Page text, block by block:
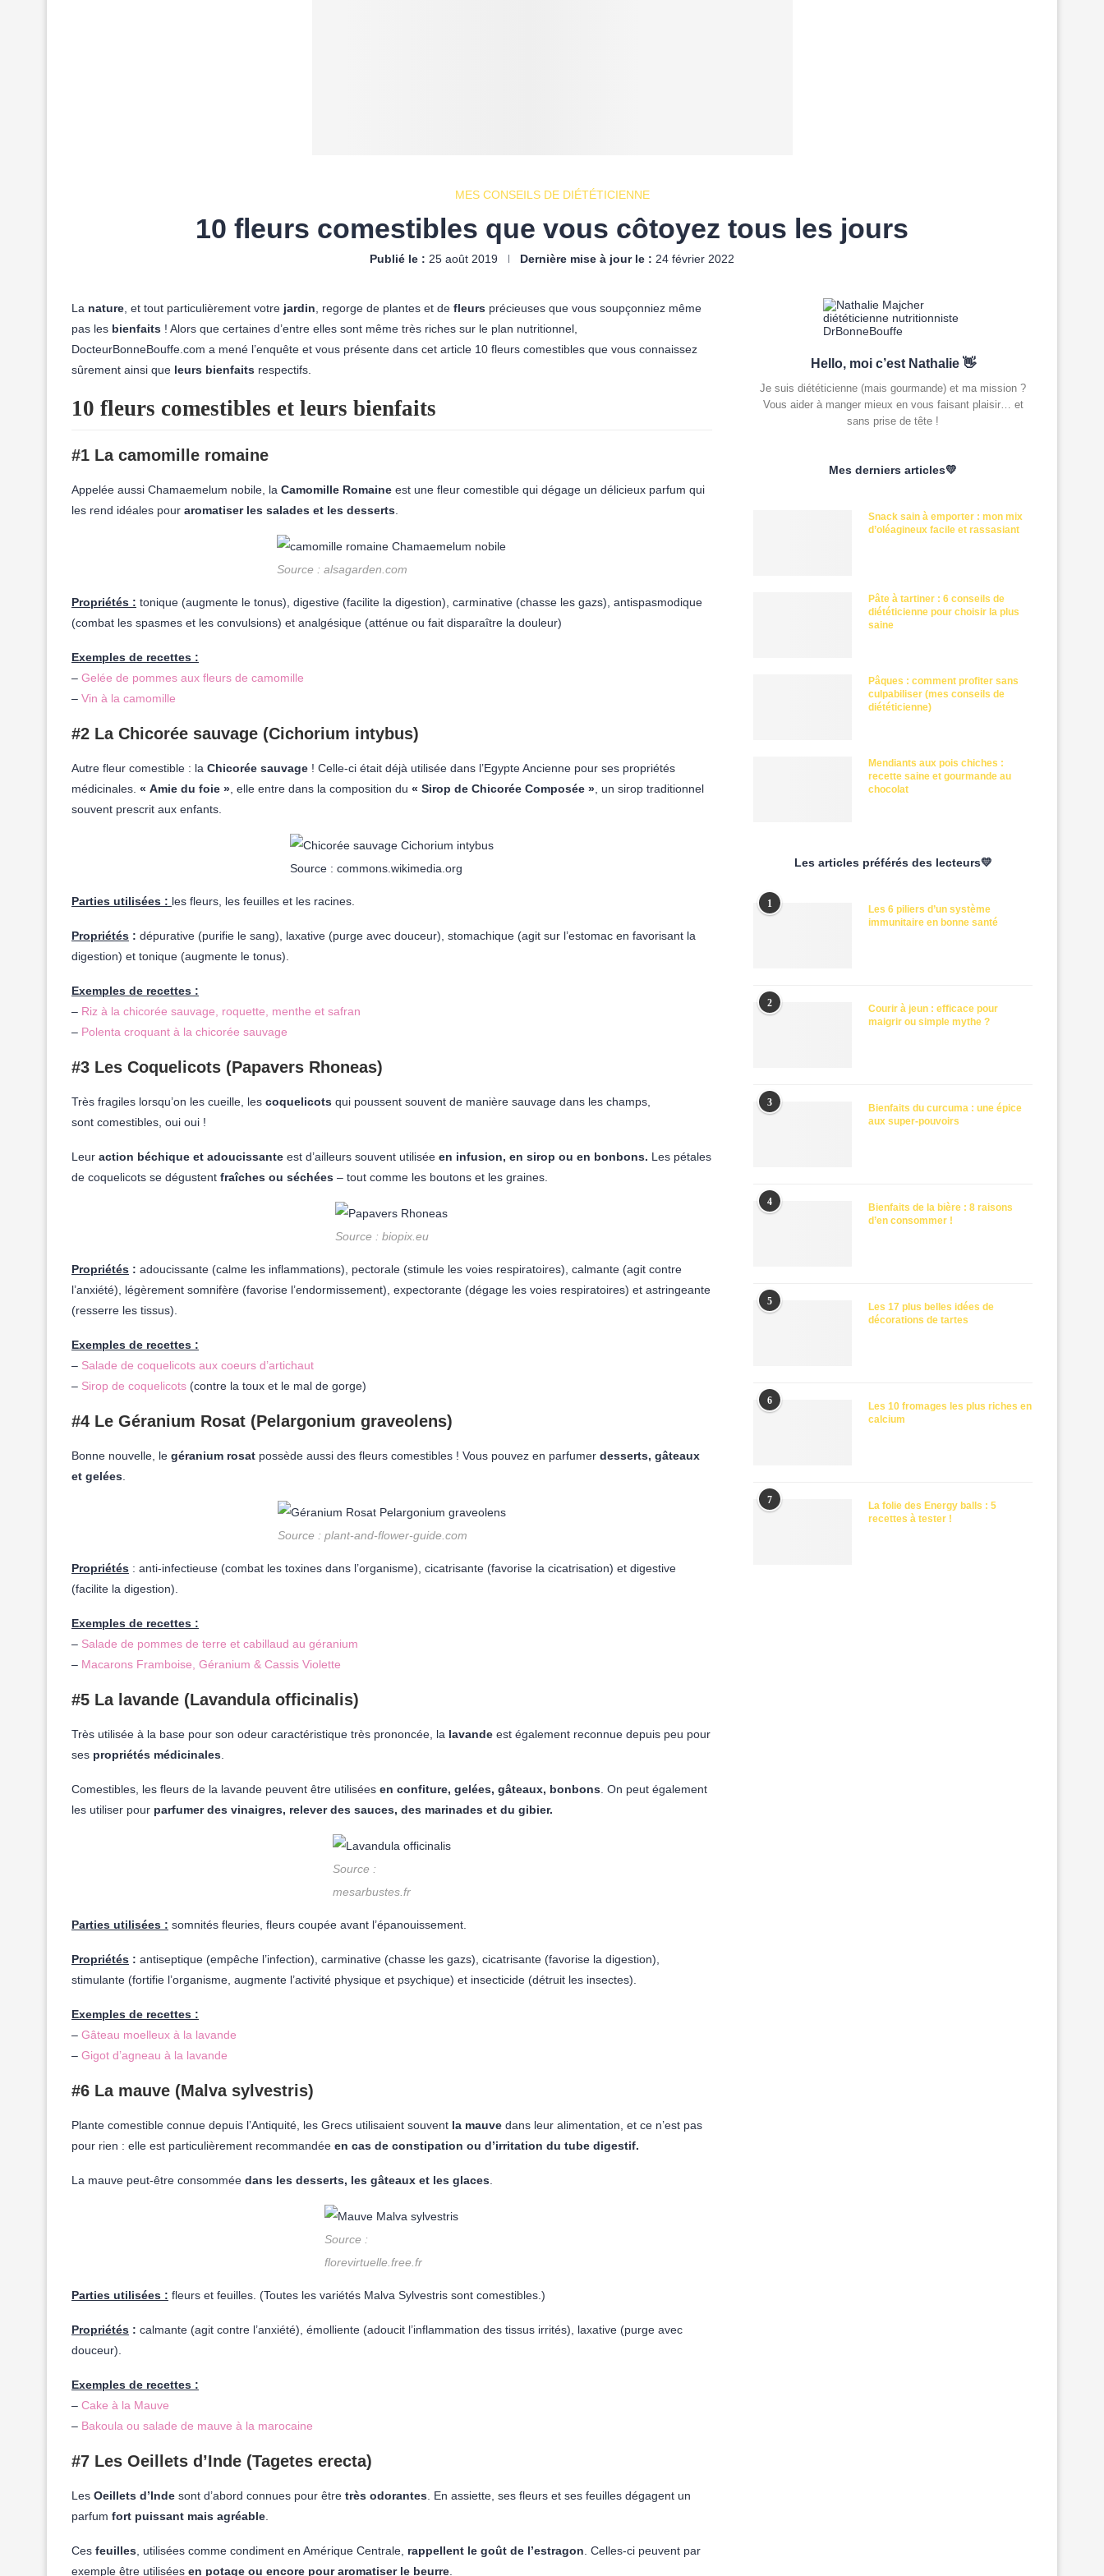
MES CONSEILS DE DIÉTÉTICIENNE
10 fleurs comestibles que vous côtoyez tous les jours
Publié le : 25 août 2019 Dernière mise à jour le : 24 février 2022
La nature , et tout particulièrement votre jardin , regorge de plantes et de fleurs précieuses que vous soupçonniez même
pas les bienfaits ! Alors que certaines d’entre elles sont même très riches sur le plan nutritionnel,
DocteurBonneBouffe.com a mené l’enquête et vous présente dans cet article 10 fleurs comestibles que vous connaissez
sûrement ainsi que leurs bienfaits respectifs.
10 fleurs comestibles et leurs bienfaits
#1 La camomille romaine
Appelée aussi Chamaemelum nobile, la Camomille Romaine est une fleur comestible qui dégage un délicieux parfum qui
les rend idéales pour aromatiser les salades et les desserts
Source : alsagarden.com
Propriétés : tonique (augmente le tonus), digestive (facilite la digestion), carminative (chasse les gazs), antispasmodique
(combat les spasmes et les convulsions) et analgésique (atténue ou fait disparaître la douleur)
Exemples de recettes :
– Gelée de pommes aux fleurs de camomille
– Vin à la camomille
#2 La Chicorée sauvage (Cichorium intybus)
Autre fleur comestible : la Chicorée sauvage ! Celle-ci était déjà utilisée dans l’Egypte Ancienne pour ses propriétés
médicinales. « Amie du foie » , elle entre dans la composition du « Sirop de Chicorée Composée » , un sirop traditionnel
souvent prescrit aux enfants.
Source : commons.wikimedia.org
Parties utilisées : les fleurs, les feuilles et les racines.
Propriétés : dépurative (purifie le sang), laxative (purge avec douceur), stomachique (agit sur l’estomac en favorisant la
digestion) et tonique (augmente le tonus).
Exemples de recettes :
– Riz à la chicorée sauvage, roquette, menthe et safran
– Polenta croquant à la chicorée sauvage
#3 Les Coquelicots (Papavers Rhoneas)
Très fragiles lorsqu’on les cueille, les coquelicots qui poussent souvent de manière sauvage dans les champs,
sont comestibles, oui oui !
Leur action béchique et adoucissante est d’ailleurs souvent utilisée en infusion, en sirop ou en bonbons. Les pétales
de coquelicots se dégustent fraîches ou séchées – tout comme les boutons et les graines.
Source : biopix.eu
Propriétés : adoucissante (calme les inflammations), pectorale (stimule les voies respiratoires), calmante (agit contre
l’anxiété), légèrement somnifère (favorise l’endormissement), expectorante (dégage les voies respiratoires) et astringeante
(resserre les tissus).
Exemples de recettes :
– Salade de coquelicots aux coeurs d’artichaut
– Sirop de coquelicots (contre la toux et le mal de gorge)
#4 Le Géranium Rosat (Pelargonium graveolens)
Bonne nouvelle, le géranium rosat possède aussi des fleurs comestibles ! Vous pouvez en parfumer desserts, gâteaux
et gelées
Source : plant-and-flower-guide.com
Propriétés : anti-infectieuse (combat les toxines dans l’organisme), cicatrisante (favorise la cicatrisation) et digestive
(facilite la digestion).
Exemples de recettes :
– Salade de pommes de terre et cabillaud au géranium
– Macarons Framboise, Géranium & Cassis Violette
#5 La lavande (Lavandula officinalis)
Très utilisée à la base pour son odeur caractéristique très prononcée, la lavande est également reconnue depuis peu pour
ses propriétés médicinales
Comestibles, les fleurs de la lavande peuvent être utilisées en confiture, gelées, gâteaux, bonbons . On peut également
les utiliser pour parfumer des vinaigres, relever des sauces, des marinades et du gibier.
Source :
mesarbustes.fr
Parties utilisées : somnités fleuries, fleurs coupée avant l’épanouissement.
Propriétés : antiseptique (empêche l’infection), carminative (chasse les gazs), cicatrisante (favorise la digestion),
stimulante (fortifie l’organisme, augmente l’activité physique et psychique) et insecticide (détruit les insectes).
Exemples de recettes :
– Gâteau moelleux à la lavande
– Gigot d’agneau à la lavande
#6 La mauve (Malva sylvestris)
Plante comestible connue depuis l’Antiquité, les Grecs utilisaient souvent la mauve dans leur alimentation, et ce n’est pas
pour rien : elle est particulièrement recommandée en cas de constipation ou d’irritation du tube digestif.
La mauve peut-être consommée dans les desserts, les gâteaux et les glaces
Source :
florevirtuelle.free.fr
Parties utilisées : fleurs et feuilles. (Toutes les variétés Malva Sylvestris sont comestibles.)
Propriétés : calmante (agit contre l’anxiété), émolliente (adoucit l’inflammation des tissus irrités), laxative (purge avec
douceur).
Exemples de recettes :
– Cake à la Mauve
– Bakoula ou salade de mauve à la marocaine
#7 Les Oeillets d’Inde (Tagetes erecta)
Les Oeillets d’Inde sont d’abord connues pour être très odorantes . En assiette, ses fleurs et ses feuilles dégagent un
parfum fort puissant mais agréable
Ces feuilles , utilisées comme condiment en Amérique Centrale, rappellent le goût de l’estragon . Celles-ci peuvent par
exemple être utilisées en potage ou encore pour aromatiser le beurre
Hello, moi c’est Nathalie 👋
Je suis diététicienne (mais gourmande) et ma mission ?
Vous aider à manger mieux en vous faisant plaisir… et
sans prise de tête !
Mes derniers articles💛
Snack sain à emporter : mon mix
d’oléagineux facile et rassasiant
Pâte à tartiner : 6 conseils de
diététicienne pour choisir la plus
saine
Pâques : comment profiter sans
culpabiliser (mes conseils de
diététicienne)
Mendiants aux pois chiches :
recette saine et gourmande au
chocolat
Les articles préférés des lecteurs💛
1
Les 6 piliers d’un système
immunitaire en bonne santé
2
Courir à jeun : efficace pour
maigrir ou simple mythe ?
3
Bienfaits du curcuma : une épice
aux super-pouvoirs
4
Bienfaits de la bière : 8 raisons
d’en consommer !
5
Les 17 plus belles idées de
décorations de tartes
6
Les 10 fromages les plus riches en
calcium
7
La folie des Energy balls : 5
recettes à tester !